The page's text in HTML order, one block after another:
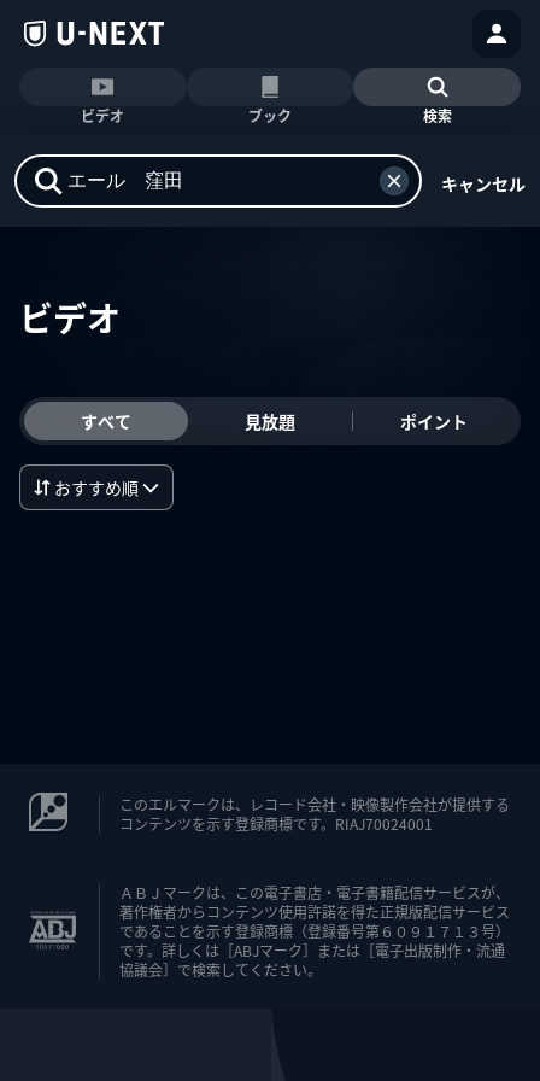
ビデオ ブック 検索
キャンセル
ビデオ
すべて 見放題 ポイント
おすすめ順
このエルマークは、レコード会社・映像製作会社が提供する
コンテンツを示す登録商標です。RIAJ70024001
ＡＢＪマークは、この電子書店・電子書籍配信サービスが、
著作権者からコンテンツ使用許諾を得た正規版配信サービス
であることを示す登録商標（登録番号第６０９１７１３号）
です。詳しくは［ABJマーク］または［電子出版制作・流通
協議会］で検索してください。